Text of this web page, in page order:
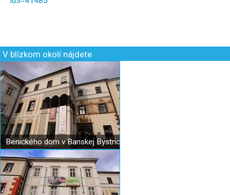
V blízkom okolí nájdete
Benického dom v Banskej Bystrici